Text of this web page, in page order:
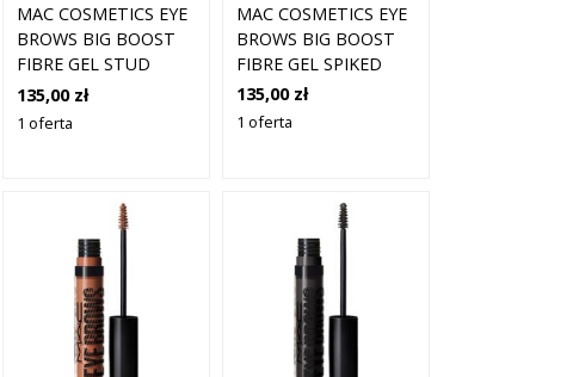
MAC COSMETICS EYE
BROWS BIG BOOST
FIBRE GEL STUD
135,00 zł
1 oferta
MAC COSMETICS EYE
BROWS BIG BOOST
FIBRE GEL SPIKED
135,00 zł
1 oferta